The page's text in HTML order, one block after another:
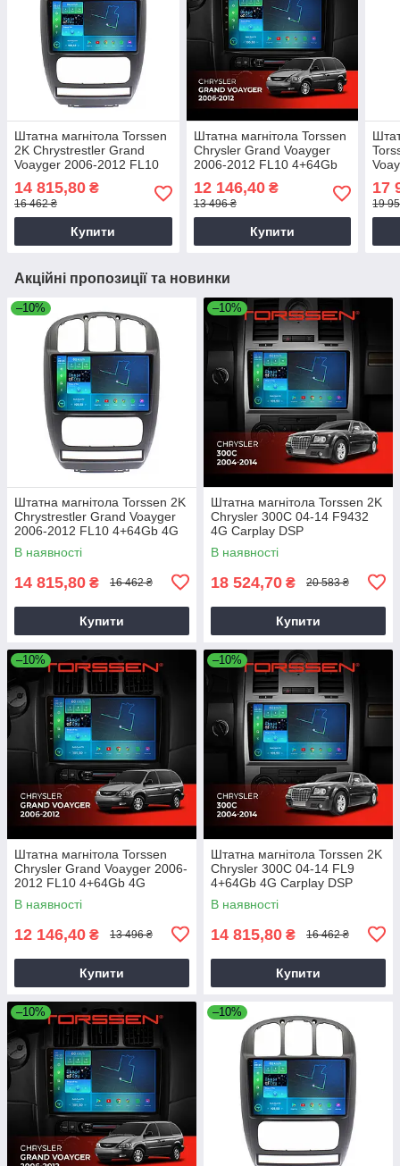
Штатна магнітола Torssen
2K Chrystrestler Grand
Voayger 2006-2012 FL10
14 815,80 ₴
16 462 ₴
Купити
Штатна магнітола Torssen
Chrysler Grand Voayger
2006-2012 FL10 4+64Gb
12 146,40₴
13 496 ₴
Купити
17
19
Акційні пропозиції та новинки
–10%
Штатна магнітола Torssen 2K
Chrystrestler Grand Voayger
2006-2012 FL10 4+64Gb 4G
Carplay DSP
В наявності
14 815,80 ₴ 16 462 ₴
Купити
–10%
Штатна магнітола Torssen 2K
Chrysler 300C 04-14 F9432
4G Carplay DSP
В наявності
18 524,70 ₴ 20 583 ₴
Купити
–10%
Штатна магнітола Torssen
Chrysler Grand Voayger 2006-
2012 FL10 4+64Gb 4G
Carplay DSP
В наявності
12 146,40 ₴ 13 496 ₴
Купити
–10%
Штатна магнітола Torssen 2K
Chrysler 300C 04-14 FL9
4+64Gb 4G Carplay DSP
В наявності
14 815,80 ₴ 16 462 ₴
Купити
–10% –10%